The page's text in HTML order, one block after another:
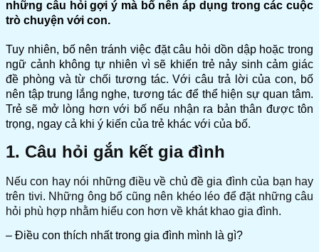
những câu hỏi gợi ý mà bố nên áp dụng trong các cuộc
trò chuyện với con.
Tuy nhiên, bố nên tránh việc đặt câu hỏi dồn dập hoặc trong
ngữ cảnh không tự nhiên vì sẽ khiến trẻ nảy sinh cảm giác
đề phòng và từ chối tương tác. Với câu trả lời của con, bố
nên tập trung lắng nghe, tương tác để thể hiện sự quan tâm.
Trẻ sẽ mở lòng hơn với bố nếu nhận ra bản thân được tôn
trọng, ngay cả khi ý kiến của trẻ khác với của bố.
1. Câu hỏi gắn kết gia đình
Nếu con hay nói những điều về chủ đề gia đình của bạn hay
trên tivi. Những ông bố cũng nên khéo léo để đặt những câu
hỏi phù hợp nhằm hiểu con hơn về khát khao gia đình.
– Điều con thích nhất trong gia đình mình là gì?